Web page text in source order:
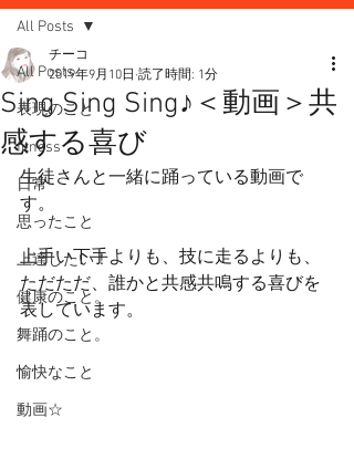
All Posts
表現のこと
fitness
日常
思ったこと
上達したい！
健康のこと。
舞踊のこと。
愉快なこと
動画☆
All Posts
Sing Sing Sing♪＜動画＞共
感する喜び
チーコ
2019年9月10日 読了時間: 1分
生徒さんと一緒に踊っている動画で
す。
上手い下手よりも、技に走るよりも、
ただただ、誰かと共感共鳴する喜びを
表しています。